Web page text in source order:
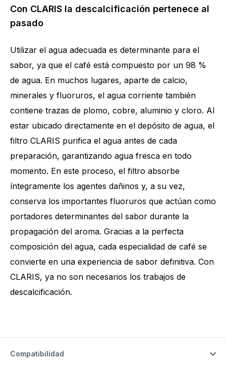
Con CLARIS la descalcificación pertenece al
pasado
Utilizar el agua adecuada es determinante para el
sabor, ya que el café está compuesto por un 98 %
de agua. En muchos lugares, aparte de calcio,
minerales y fluoruros, el agua corriente también
contiene trazas de plomo, cobre, aluminio y cloro. Al
estar ubicado directamente en el depósito de agua, el
filtro CLARIS purifica el agua antes de cada
preparación, garantizando agua fresca en todo
momento. En este proceso, el filtro absorbe
íntegramente los agentes dañinos y, a su vez,
conserva los importantes fluoruros que actúan como
portadores determinantes del sabor durante la
propagación del aroma. Gracias a la perfecta
composición del agua, cada especialidad de café se
convierte en una experiencia de sabor definitiva. Con
CLARIS, ya no son necesarios los trabajos de
descalcificación.
Compatibilidad